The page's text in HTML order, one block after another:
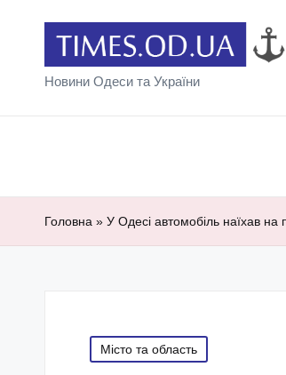
Новини Одеси та України
Головна » У Одесі автомобіль наїхав на
Posted
in
Місто та область